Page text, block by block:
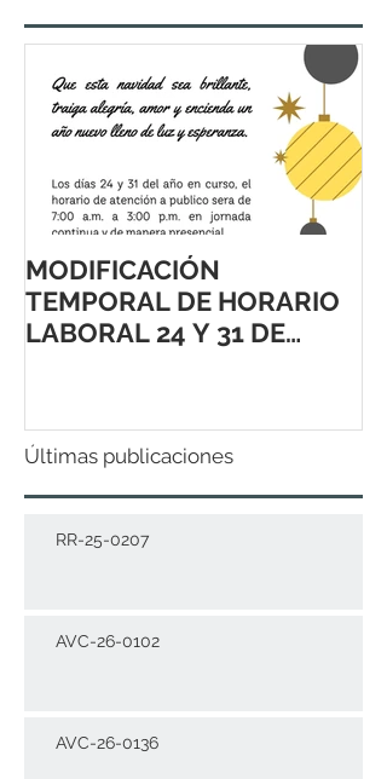
MODIFICACIÓN
TEMPORAL DE HORARIO
LABORAL 24 Y 31 DE
Últimas publicaciones
RR-25-0207
AVC-26-0102
AVC-26-0136